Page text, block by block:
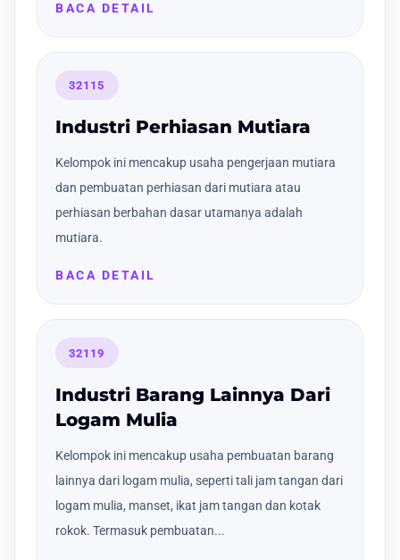
BACA DETAIL
32115
Industri Perhiasan Mutiara
Kelompok ini mencakup usaha pengerjaan mutiara
dan pembuatan perhiasan dari mutiara atau
perhiasan berbahan dasar utamanya adalah
mutiara.
BACA DETAIL
32119
Industri Barang Lainnya Dari
Logam Mulia
Kelompok ini mencakup usaha pembuatan barang
lainnya dari logam mulia, seperti tali jam tangan dari
logam mulia, manset, ikat jam tangan dan kotak
rokok. Termasuk pembuatan...